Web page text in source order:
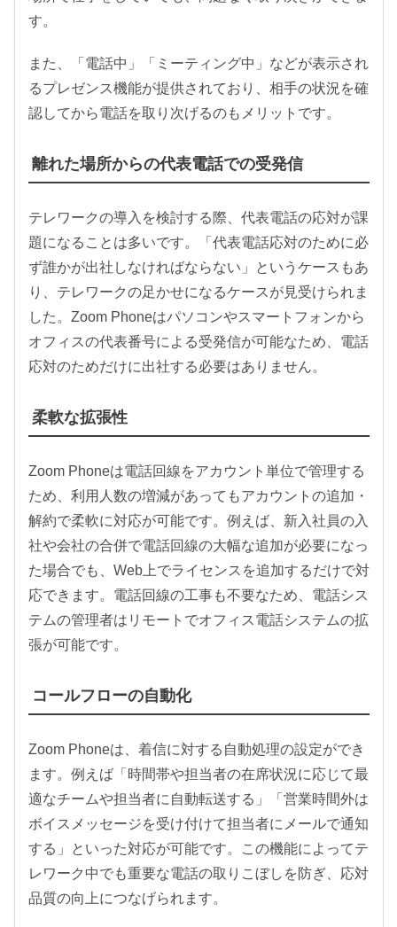
す。
また、「電話中」「ミーティング中」などが表示され
るプレゼンス機能が提供されており、相手の状況を確
認してから電話を取り次げるのもメリットです。
離れた場所からの代表電話での受発信
テレワークの導入を検討する際、代表電話の応対が課
題になることは多いです。「代表電話応対のために必
ず誰かが出社しなければならない」というケースもあ
り、テレワークの足かせになるケースが見受けられま
した。Zoom Phoneはパソコンやスマートフォンから
オフィスの代表番号による受発信が可能なため、電話
応対のためだけに出社する必要はありません。
柔軟な拡張性
Zoom Phoneは電話回線をアカウント単位で管理する
ため、利用人数の増減があってもアカウントの追加・
解約で柔軟に対応が可能です。例えば、新入社員の入
社や会社の合併で電話回線の大幅な追加が必要になっ
た場合でも、Web上でライセンスを追加するだけで対
応できます。電話回線の工事も不要なため、電話シス
テムの管理者はリモートでオフィス電話システムの拡
張が可能です。
コールフローの自動化
Zoom Phoneは、着信に対する自動処理の設定ができ
ます。例えば「時間帯や担当者の在席状況に応じて最
適なチームや担当者に自動転送する」「営業時間外は
ボイスメッセージを受け付けて担当者にメールで通知
する」といった対応が可能です。この機能によってテ
レワーク中でも重要な電話の取りこぼしを防ぎ、応対
品質の向上につなげられます。